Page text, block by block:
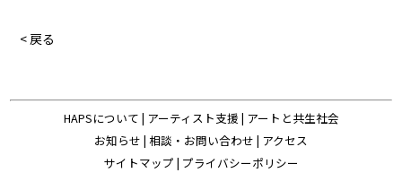
< 戻る
HAPSについて | アーティスト支援 | アートと共生社会
お知らせ | 相談・お問い合わせ | アクセス
サイトマップ | プライバシーポリシー